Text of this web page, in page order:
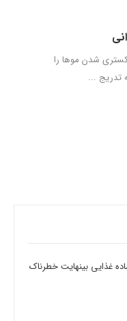
شدن موها را
تدریج ...
بیش از حد این 8 ماده غذایی بینهایت خطرناک